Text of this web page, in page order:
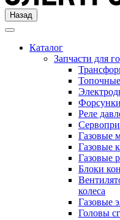
Назад
Каталог
Запчасти для
Форсунки
Реле
Газовые
Газовые
Газовые
Блоки
колеса
Газовые
Головы